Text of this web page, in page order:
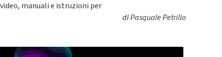
video, manuali e istruzioni per
diPasquale Petrillo